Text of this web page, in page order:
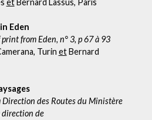
Eden
from Eden, n° 3, p 67 à 93
Turin etBernard
Direction des Routes du Ministère
direction de